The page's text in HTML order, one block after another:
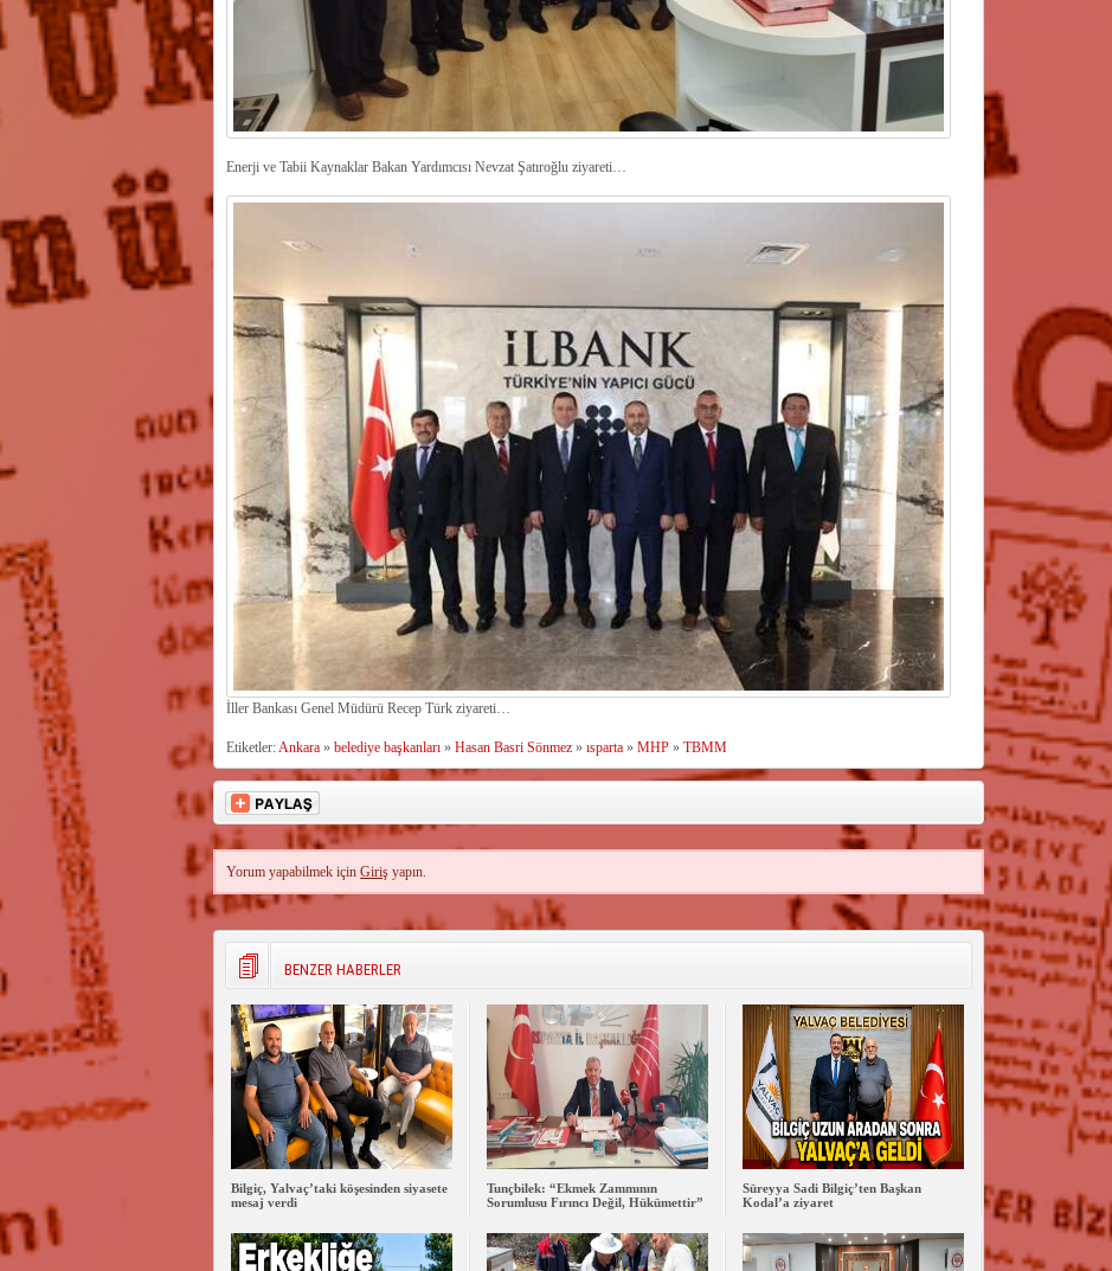
Enerji ve Tabii Kaynaklar Bakan Yardımcısı Nevzat Şatıroğlu ziyareti…
İller Bankası Genel Müdürü Recep Türk ziyareti…
Etiketler:Ankara» belediye başkanları» Hasan Basri Sönmez» ısparta» MHP» TBMM
Yorum yapabilmek içinGiriş yapın.
BENZER HABERLER
Bilgiç, Yalvaç’taki köşesinden siyasete
mesaj verdi
Tunçbilek: “Ekmek Zammının
Sorumlusu Fırıncı Değil, Hükümettir”
Süreyya Sadi Bilgiç’ten Başkan
Kodal’a ziyaret